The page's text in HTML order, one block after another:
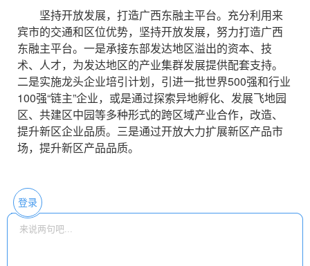
坚持开放发展，打造广西东融主平台。充分利用来
宾市的交通和区位优势，坚持开放发展，努力打造广西
东融主平台。一是承接东部发达地区溢出的资本、技
术、人才，为发达地区的产业集群发展提供配套支持。
二是实施龙头企业培引计划，引进一批世界500强和行业
100强“链主”企业，或是通过探索异地孵化、发展飞地园
区、共建区中园等多种形式的跨区域产业合作，改造、
提升新区企业品质。三是通过开放大力扩展新区产品市
场，提升新区产品品质。
登录